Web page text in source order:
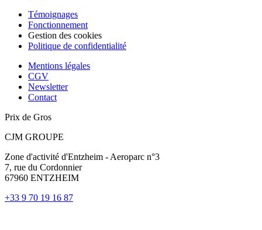
Témoignages
Fonctionnement
Gestion des cookies
Politique de confidentialité
Mentions légales
CGV
Newsletter
Contact
Prix de Gros
CJM GROUPE
Zone d'activité d'Entzheim - Aeroparc n°3
7, rue du Cordonnier
67960 ENTZHEIM
+33 9 70 19 16 87